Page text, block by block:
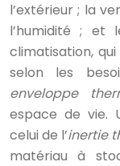
l’extérieur ; la
l’humidité ; et
climatisation,
selon les
enveloppe
espace de vie.
celui de l’inertie
matériau à